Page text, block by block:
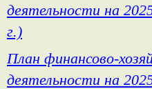
деятельности на
г.)
План финансово-
деятельности на